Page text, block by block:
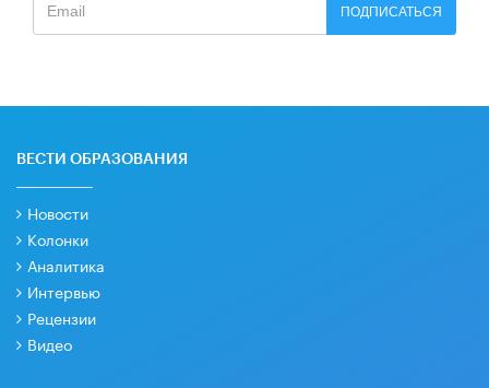
ПОДПИСАТЬСЯ
ВЕСТИ ОБРАЗОВАНИЯ
Новости
Колонки
Аналитика
Интервью
Рецензии
Видео